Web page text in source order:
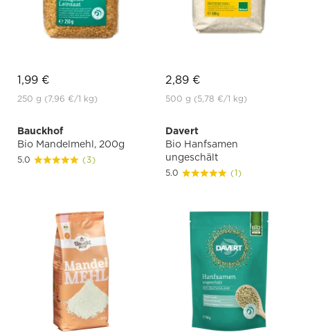
1,99 €
250 g (7,96 €/1 kg)
2,89 €
500 g (5,78 €/1 kg)
Bauckhof
Bio Mandelmehl, 200g
5.0 (3)
Davert
Bio Hanfsamen
ungeschält
5.0 (1)